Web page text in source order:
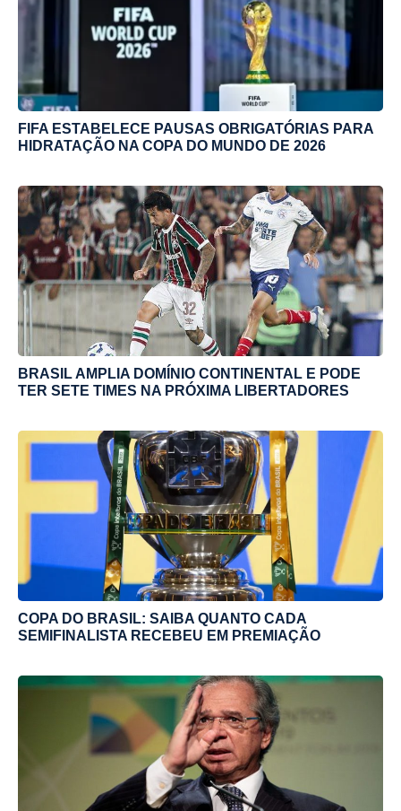
FIFA ESTABELECE PAUSAS OBRIGATÓRIAS PARA
HIDRATAÇÃO NA COPA DO MUNDO DE 2026
BRASIL AMPLIA DOMÍNIO CONTINENTAL E PODE
TER SETE TIMES NA PRÓXIMA LIBERTADORES
COPA DO BRASIL: SAIBA QUANTO CADA
SEMIFINALISTA RECEBEU EM PREMIAÇÃO